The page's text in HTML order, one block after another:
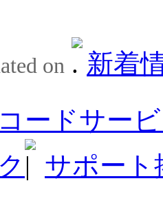
on
新着
ードサー
サポート